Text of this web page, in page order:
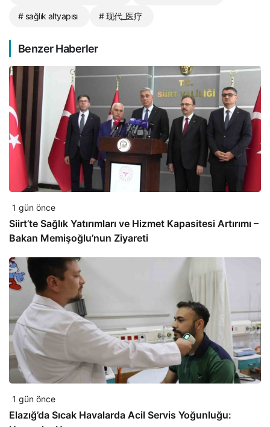
# sağlık altyapısı # 现代_医疗
Benzer Haberler
1 gün önce
Siirt’te Sağlık Yatırımları ve Hizmet Kapasitesi Artırımı –
Bakan Memişoğlu’nun Ziyareti
1 gün önce
Elazığ’da Sıcak Havalarda Acil Servis Yoğunluğu: